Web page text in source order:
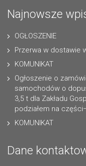
Najnowsze
OGŁOSZENIE
Przerwa w dostawie
KOMUNIKAT
Ogłoszenie o
samochodów o
3,5 t dla Zakładu
podziałem na
KOMUNIKAT
Dane